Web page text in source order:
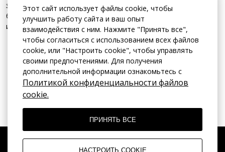
Этот сайт использует файлы cookie, чтобы
улучшить работу сайта и ваш опыт
взаимодействия с ним. Нажмите "Принять все",
чтобы согласиться с использованием всех файлов
cookie, или "Настроить cookie", чтобы управлять
своими предпочтениями. Для получения
дополнительной информации ознакомьтесь с
Политикой конфиденциальности файлов
cookie.
ПРИНЯТЬ ВСЕ
НАСТРОИТЬ COOKIE
зашифрованном виде, и их обработка происходит в
безопасном режиме. Персональные сведения будут
использованы только для оформления бронирования.